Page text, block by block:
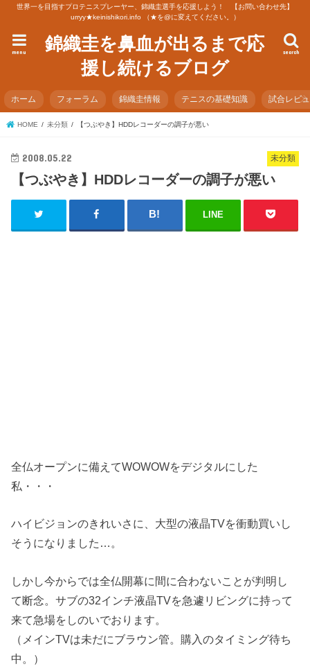
世界一を目指すプロテニスプレーヤー、錦織圭選手を応援しよう！ 【お問い合わせ先】
urryy★keinishikori.info （★を@に変えてください。）
錦織圭を鼻血が出るまで応
援し続けるブログ
search
menu
ホーム フォーラム 錦織圭情報 テニスの基礎知識 試合レビ
HOME 未分類 【つぶやき】HDDレコーダーの調子が悪い
未分類
2008.05.22
【つぶやき】HDDレコーダーの調子が悪い
LINE
全仏オープンに備えてWOWOWをデジタルにした
私・・・
ハイビジョンのきれいさに、大型の液晶TVを衝動買いし
そうになりました…。
しかし今からでは全仏開幕に間に合わないことが判明し
て断念。サブの32インチ液晶TVを急遽リビングに持って
来て急場をしのいでおります。
（メインTVは未だにブラウン管。購入のタイミング待ち
中。）